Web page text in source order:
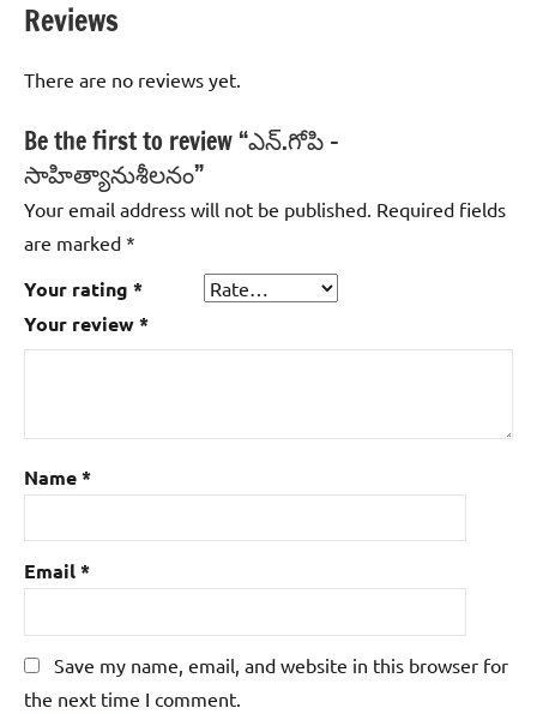
Reviews
There are no reviews yet.
Be the first to review “ఎన్‌.గోపి –
సాహిత్యానుశీలనం”
Your email address will not be published. Required fields
are marked *
Your rating *
Your review*
Name*
Email*
Save my name, email, and website in this browser for
the next time I comment.